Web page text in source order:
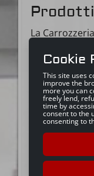
La
carrozzeria
per tester
360 Modena)
carrozzerie
per
prova e, se
Cookie
This site uses
improve the
more you can
freely lend,
time by
consent to the
consenting to